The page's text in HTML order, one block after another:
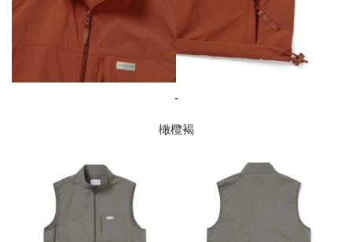
-
橄欖褐